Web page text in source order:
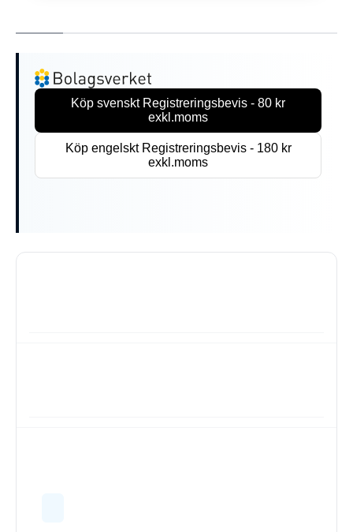
Köp svenskt Registreringsbevis - 80 kr
exkl.moms
Köp engelskt Registreringsbevis - 180 kr
exkl.moms